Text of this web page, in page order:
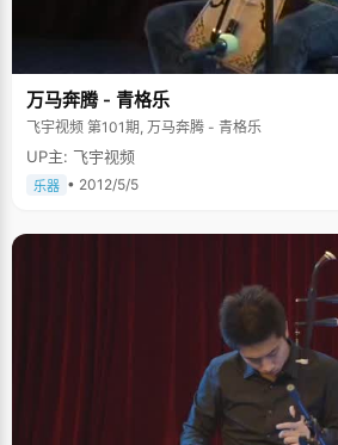
万马奔腾 - 青格乐
飞宇视频 第101期, 万马奔腾 - 青格乐
UP主: 飞宇视频
乐器 • 2012/5/5